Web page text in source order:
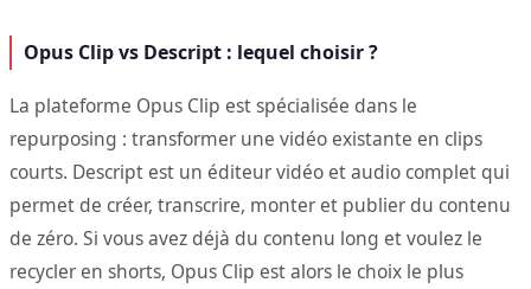
Opus Clip vs Descript : lequel choisir ?
La plateforme Opus Clip est spécialisée dans le
repurposing : transformer une vidéo existante en clips
courts. Descript est un éditeur vidéo et audio complet qui
permet de créer, transcrire, monter et publier du contenu
de zéro. Si vous avez déjà du contenu long et voulez le
recycler en shorts, Opus Clip est alors le choix le plus